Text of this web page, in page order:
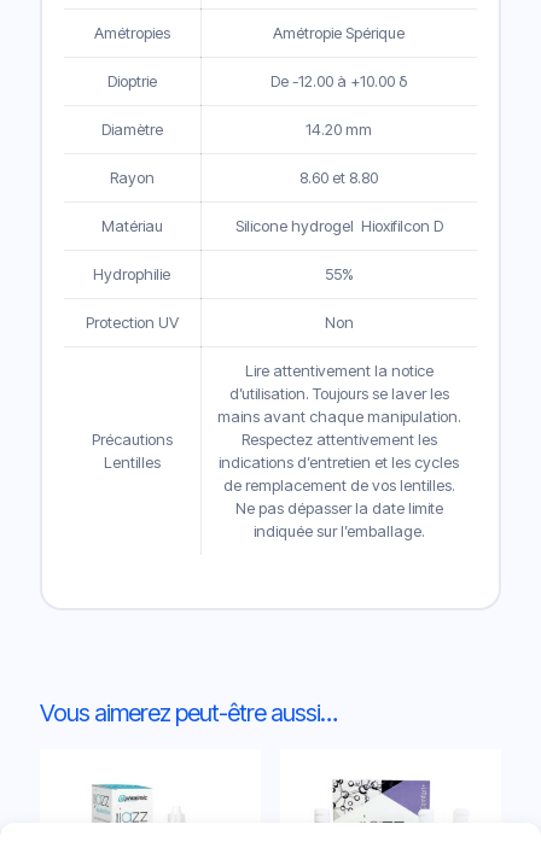
Amétropies Amétropie Spérique
Dioptrie De -12.00 à +10.00 δ
Diamètre 14.20 mm
Rayon 8.60 et 8.80
Matériau Silicone hydrogel Hioxifilcon D
Hydrophilie 55%
Protection UV Non
Précautions
Lentilles
Lire attentivement la notice
d’utilisation. Toujours se laver les
mains avant chaque manipulation.
Respectez attentivement les
indications d’entretien et les cycles
de remplacement de vos lentilles.
Ne pas dépasser la date limite
indiquée sur l’emballage.
Vous aimerez peut-être aussi…